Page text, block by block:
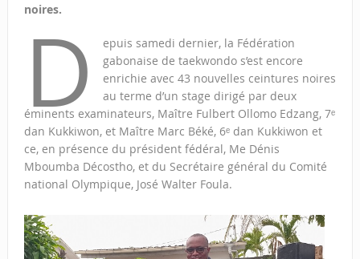
noires.
D
epuis samedi dernier, la Fédération
gabonaise de taekwondo s’est encore
enrichie avec 43 nouvelles ceintures noires
au terme d’un stage dirigé par deux
éminents examinateurs, Maître Fulbert Ollomo Edzang, 7ᵉ
dan Kukkiwon, et Maître Marc Béké, 6ᵉ dan Kukkiwon et
ce, en présence du président fédéral, Me Dénis
Mboumba Décostho, et du Secrétaire général du Comité
national Olympique, José Walter Foula.